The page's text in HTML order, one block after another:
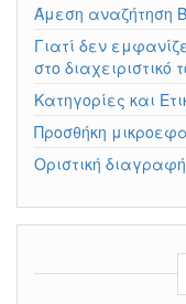
Άμεση αναζήτηση
Γιατί δεν
στο διαχειριστικό
Κατηγορίες και
Προσθήκη
Οριστική